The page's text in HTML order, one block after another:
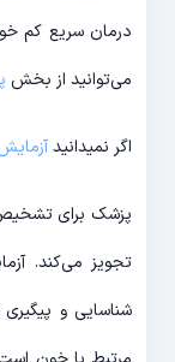
درمان سریع کم
می‌توانید از بخش
اگر نمیدانید
پزشک برای
تجویز می‌کند.
شناسایی و